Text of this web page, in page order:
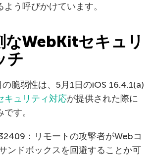
う呼びかけています。
なWebKitセキュリ
チ
脆弱性は、5月1日のiOS 16.4.1(a)
キュリティ対応が提供された際に
す。
：リモートの攻撃者がWebコ
ンドボックスを回避することか可